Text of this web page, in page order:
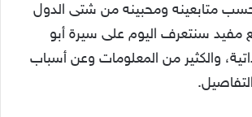
متابعينه ومحبينه من شتى الدول
مفيد سنتعرف اليوم على سيرة أبو
والكثير من المعلومات وعن أسباب